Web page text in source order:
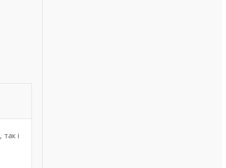
, так і